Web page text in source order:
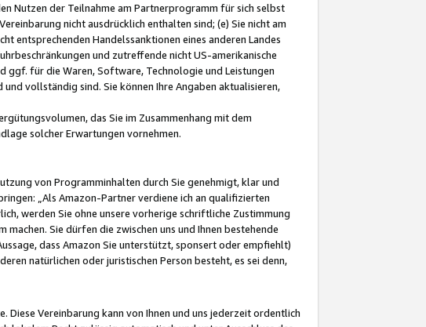
Nutzen der Teilnahme am Partnerprogramm für sich selbst
nicht ausdrücklich enthalten sind; (e) Sie nicht am
entsprechenden Handelssanktionen eines anderen Landes
und zutreffende nicht US-amerikanische
ggf. für die Waren, Software, Technologie und Leistungen
vollständig sind. Sie können Ihre Angaben aktualisieren,
das Sie im Zusammenhang mit dem
solcher Erwartungen vornehmen.
von Programminhalten durch Sie genehmigt, klar und
„Als Amazon-Partner verdiene ich an qualifizierten
werden Sie ohne unsere vorherige schriftliche Zustimmung
Sie dürfen die zwischen uns und Ihnen bestehende
dass Amazon Sie unterstützt, sponsert oder empfiehlt)
natürlichen oder juristischen Person besteht, es sei denn,
Vereinbarung kann von Ihnen und uns jederzeit ordentlich